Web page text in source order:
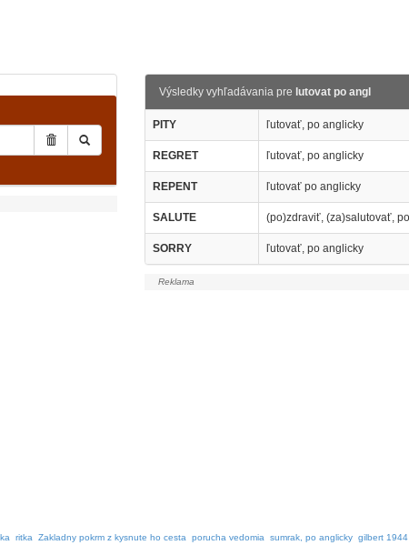
Výsledky vyhľadávania pre lutovat po angl
PITY ľutovať, po anglicky
REGRET ľutovať, po anglicky
REPENT ľutovať po anglicky
SALUTE (po)zdraviť, (za)salutovať,
SORRY ľutovať, po anglicky
ritka Zakladny pokrm z kysnute ho cesta porucha vedomia sumrak, po anglicky gilbert 1944